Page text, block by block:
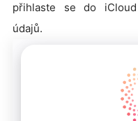
přihlaste se do
údajů.